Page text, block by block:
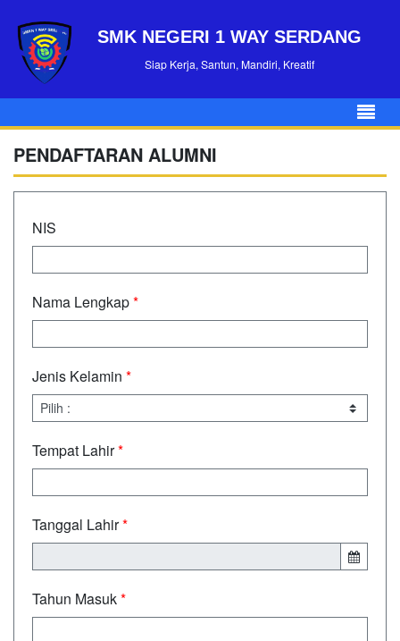
SMK NEGERI 1 WAY SERDANG
Siap Kerja, Santun, Mandiri, Kreatif
PENDAFTARAN ALUMNI
NIS
Nama Lengkap*
Jenis Kelamin *
Tempat Lahir*
Tanggal Lahir*
Tahun Masuk*